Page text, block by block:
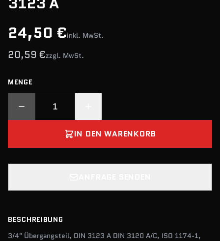
24,50 €inkl. MwSt.
20,59 €zzgl. MwSt.
MENGE
IN DEN WARENKORB
BESCHREIBUNG
3/4" Übergangsteil, DIN 3123 A DIN 3120 A/C, ISO 1174-1,